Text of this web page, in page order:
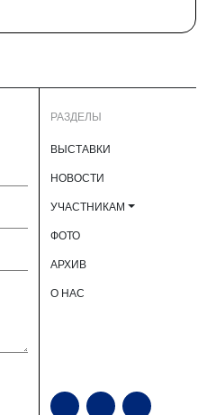
РАЗДЕЛЫ
ВЫСТАВКИ
НОВОСТИ
УЧАСТНИКАМ
ФОТО
АРХИВ
О НАС